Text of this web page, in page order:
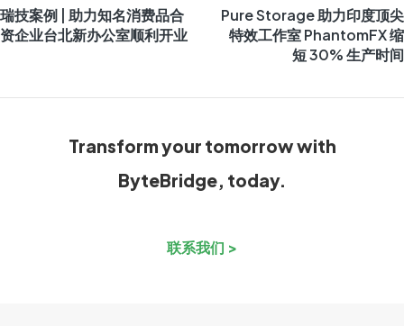
瑞技案例 | 助力知名消费品合
资企业台北新办公室顺利开业
Pure Storage 助力印度顶尖
特效工作室 PhantomFX 缩
短 30% 生产时间
Transform your tomorrow with
ByteBridge, today.
联系我们 >